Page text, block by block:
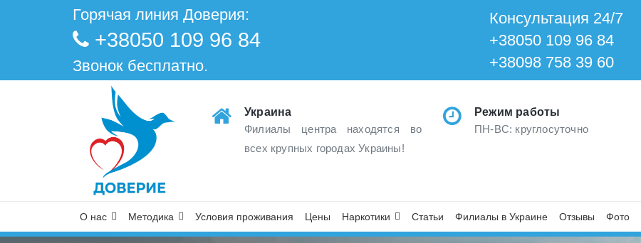
Горячая линия Доверия:
+38050 109 96 84
Звонок бесплатно.
Консультация 24/7
+38050 109 96 84
+38098 758 39 60
Украина
Филиалы центра находятся во
всех крупных городах Украины!
Режим работы
ПН-ВС: круглосуточно
О нас Методика Условия проживания Цены Наркотики Статьи Филиалы в Украине Отзывы Фото